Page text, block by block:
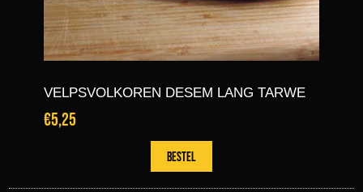
VELPSVOLKOREN DESEM LANG TARWE
€5,25